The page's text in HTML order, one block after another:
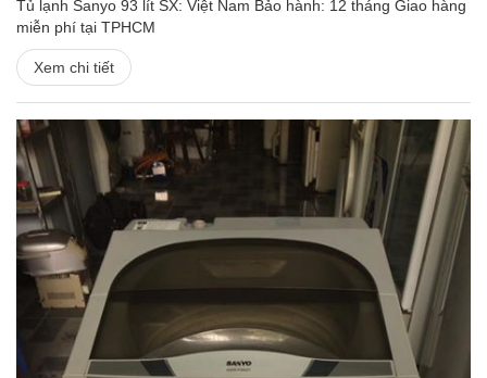
Tủ lạnh Sanyo 93 lít SX: Việt Nam Bảo hành: 12 tháng Giao hàng
miễn phí tại TPHCM
Xem chi tiết